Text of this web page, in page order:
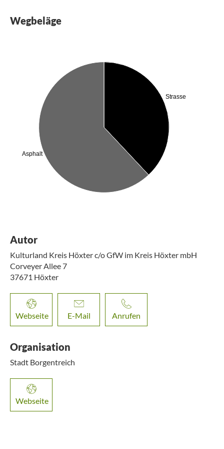
Wegbeläge
Strasse
Asphalt
Autor
Kulturland Kreis Höxter c/o GfW im Kreis Höxter mbH
Corveyer Allee 7
37671 Höxter
Webseite E-Mail Anrufen
Organisation
Stadt Borgentreich
Webseite